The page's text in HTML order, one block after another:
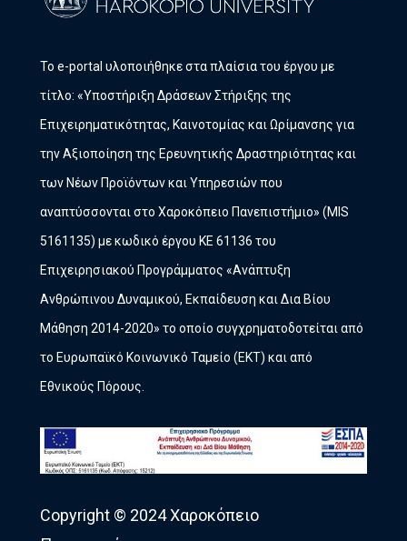
Το e-portal υλοποιήθηκε στα πλαίσια του έργου με
τίτλο: «Υποστήριξη Δράσεων Στήριξης της
Επιχειρηματικότητας, Καινοτομίας και Ωρίμανσης για
την Αξιοποίηση της Ερευνητικής Δραστηριότητας και
των Νέων Προϊόντων και Υπηρεσιών που
αναπτύσσονται στο Χαροκόπειο Πανεπιστήμιο» (MIS
5161135) με κωδικό έργου ΚΕ 61136 του
Επιχειρησιακού Προγράμματος «Ανάπτυξη
Ανθρώπινου Δυναμικού, Εκπαίδευση και Δια Βίου
Μάθηση 2014-2020» το οποίο συγχρηματοδοτείται από
το Ευρωπαϊκό Κοινωνικό Ταμείο (ΕΚΤ) και από
Εθνικούς Πόρους.
Copyright © 2024 Χαροκόπειο